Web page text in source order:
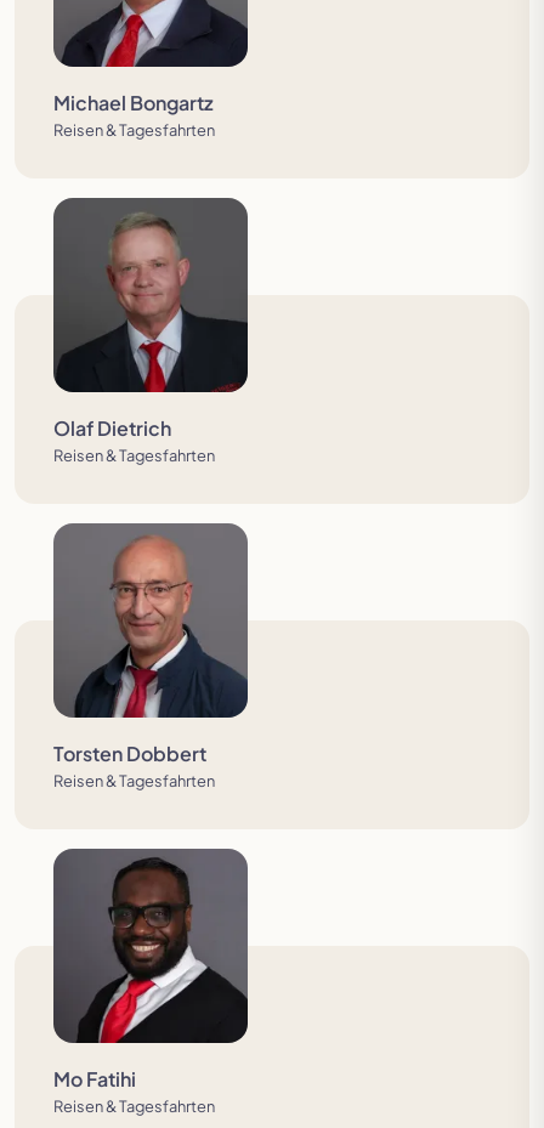
Michael Bongartz
Reisen & Tagesfahrten
Olaf Dietrich
Reisen & Tagesfahrten
Torsten Dobbert
Reisen & Tagesfahrten
Mo Fatihi
Reisen & Tagesfahrten